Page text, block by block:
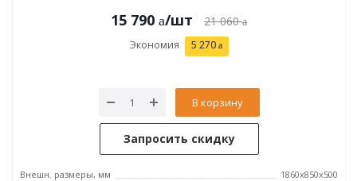
15 790 /шт 21 060
Экономия 5 270
В корзину
Запросить скидку
Внешн. размеры, мм
1860x850x500